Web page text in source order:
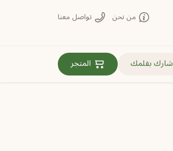
من نحن تواصل معنا
مهمة
شارك بقلمك المتجر